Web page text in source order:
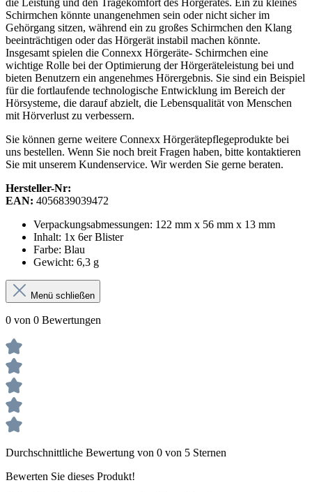
die Leistung und den Tragekomfort des Hörgerätes. Ein zu kleines
Schirmchen könnte unangenehmen sein oder nicht sicher im
Gehörgang sitzen, während ein zu großes Schirmchen den Klang
beeinträchtigen oder das Hörgerät instabil machen könnte.
Insgesamt spielen die Connexx Hörgeräte- Schirmchen eine
wichtige Rolle bei der Optimierung der Hörgeräteleistung bei und
bieten Benutzern ein angenehmes Hörergebnis. Sie sind ein Beispiel
für die fortlaufende technologische Entwicklung im Bereich der
Hörsysteme, die darauf abzielt, die Lebensqualität von Menschen
mit Hörverlust zu verbessern.
Sie können gerne weitere Connexx Hörgerätepflegeprodukte bei
uns bestellen. Wenn Sie noch breit Fragen haben, bitte kontaktieren
Sie mit unserem Kundenservice. Wir werden Sie gerne beraten.
Hersteller-Nr:
EAN: 4056839039472
Verpackungsabmessungen: 122 mm x 56 mm x 13 mm
Inhalt: 1x 6er Blister
Farbe: Blau
Gewicht: 6,3 g
Menü schließen
0 von 0 Bewertungen
Durchschnittliche Bewertung von 0 von 5 Sternen
Bewerten Sie dieses Produkt!